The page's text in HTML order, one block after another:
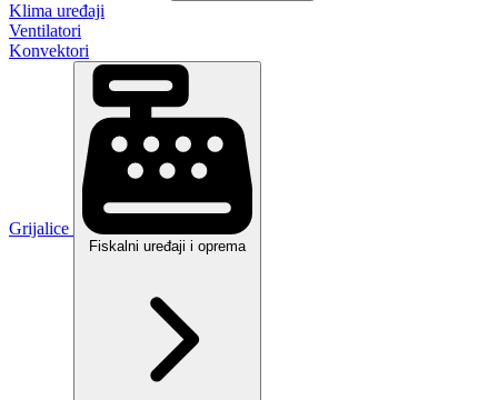
Klima uređaji
Ventilatori
Konvektori
Grijalice
Fiskalni uređaji i oprema